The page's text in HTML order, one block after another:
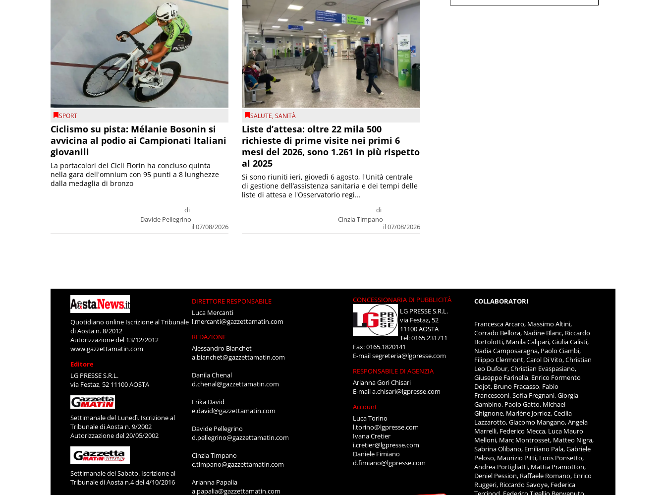
SPORT
Ciclismo su pista: Mélanie Bosonin si
avvicina al podio ai Campionati Italiani
giovanili
di
Davide Pellegrino
il 07/08/2026
La portacolori del Cicli Fiorin ha concluso quinta
nella gara dell'omnium con 95 punti a 8 lunghezze
dalla medaglia di bronzo
SALUTE,SANITÀ
Liste d’attesa: oltre 22 mila 500
richieste di prime visite nei primi 6
mesi del 2026, sono 1.261 in più rispetto
al 2025
di
Cinzia Timpano
il 07/08/2026
Si sono riuniti ieri, giovedì 6 agosto, l'Unità centrale
di gestione dell’assistenza sanitaria e dei tempi delle
liste di attesa e l'Osservatorio regi...
Quotidiano online Iscrizione al Tribunale
di Aosta n. 8/2012
Autorizzazione del 13/12/2012
www.gazzettamatin.com
Editore
LG PRESSE S.R.L.
via Festaz, 52 11100 AOSTA
Settimanale del Lunedì. Iscrizione al
Tribunale di Aosta n. 9/2002
Autorizzazione del 20/05/2002
Settimanale del Sabato. Iscrizione al
Tribunale di Aosta n.4 del 4/10/2016
DIRETTORE RESPONSABILE
Luca Mercanti
l.mercanti@gazzettamatin.com
REDAZIONE
Alessandro Bianchet
a.bianchet@gazzettamatin.com
Danila Chenal
d.chenal@gazzettamatin.com
Erika David
e.david@gazzettamatin.com
Davide Pellegrino
d.pellegrino@gazzettamatin.com
Cinzia Timpano
c.timpano@gazzettamatin.com
Arianna Papalia
a.papalia@gazzettamatin.com
CONCESSIONARIA DI PUBBLICITÀ
LG PRESSE S.R.L.
via Festaz, 52
11100 AOSTA
Tel: 0165.231711
Fax: 0165.1820141
E-mailsegreteria@lgpresse.com
RESPONSABILE DI AGENZIA
Arianna Gori Chisari
E-maila.chisari@lgpresse.com
Account
Luca Torino
l.torino@lgpresse.com
Ivana Cretier
i.cretier@lgpresse.com
Daniele Fimiano
d.fimiano@lgpresse.com
COLLABORATORI
Francesca Arcaro, Massimo Altini,
Corrado Bellora, Nadine Blanc, Riccardo
Bortolotti, Manila Calipari, Giulia Calisti,
Nadia Camposaragna, Paolo Ciambi,
Filippo Clermont, Carol Di Vito, Christian
Leo Dufour, Christian Evaspasiano,
Giuseppe Farinella, Enrico Formento
Dojot, Bruno Fracasso, Fabio
Francesconi, Sofia Fregnani, Giorgia
Gambino, Paolo Gatto, Michael
Ghignone, Marlène Jorrioz, Cecilia
Lazzarotto, Giacomo Mangano, Angela
Marrelli, Federico Mecca, Luca Mauro
Melloni, Marc Montrosset, Matteo Nigra,
Sabrina Olibano, Emiliano Pala, Gabriele
Peloso, Maurizio Pitti, Loris Ponsetto,
Andrea Portigliatti, Mattia Pramotton,
Deniel Pession, Raffaele Romano, Enrico
Ruggeri, Riccardo Savoye, Federica